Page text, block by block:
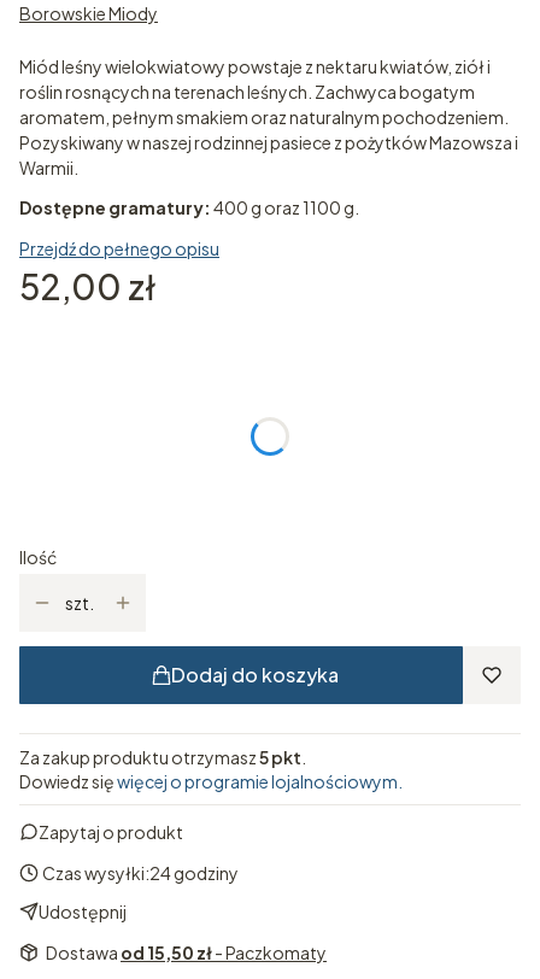
Borowskie Miody
Miód leśny wielokwiatowy powstaje z nektaru kwiatów, ziół i
roślin rosnących na terenach leśnych. Zachwyca bogatym
aromatem, pełnym smakiem oraz naturalnym pochodzeniem.
Pozyskiwany w naszej rodzinnej pasiece z pożytków Mazowsza i
Warmii.
Dostępne gramatury: 400 g oraz 1100 g.
Przejdź do pełnego opisu
Cena
52,00 zł
Ilość
szt.
Dodaj do koszyka
Za zakup produktu otrzymasz5 pkt
Dowiedz sięwięcej o programie lojalnościowym.
Zapytaj o produkt
Czas wysyłki:24 godziny
Udostępnij
Dostawa od 15,50 zł- Paczkomaty